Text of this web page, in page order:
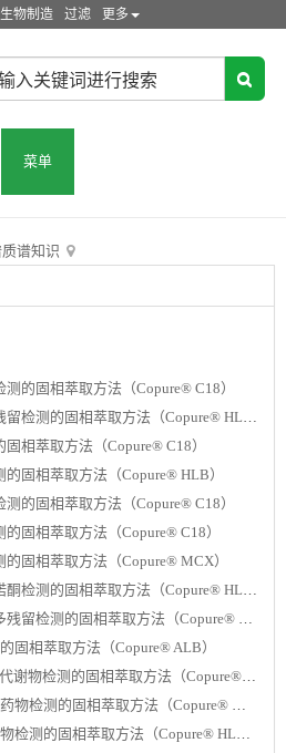
生物制造 过滤 更多
菜单
谱知识
的固相萃取方法（Copure® C18）
检测的固相萃取方法（Copure® HLB）
相萃取方法（Copure® C18）
固相萃取方法（Copure® HLB）
的固相萃取方法（Copure® C18）
固相萃取方法（Copure® C18）
固相萃取方法（Copure® MCX）
检测的固相萃取方法（Copure® HLB）
检测的固相萃取方法（Copure® MCX）
固相萃取方法（Copure® ALB）
物检测的固相萃取方法（Copure® HLB）
检测的固相萃取方法（Copure® MCX）
检测的固相萃取方法（Copure® HLB）